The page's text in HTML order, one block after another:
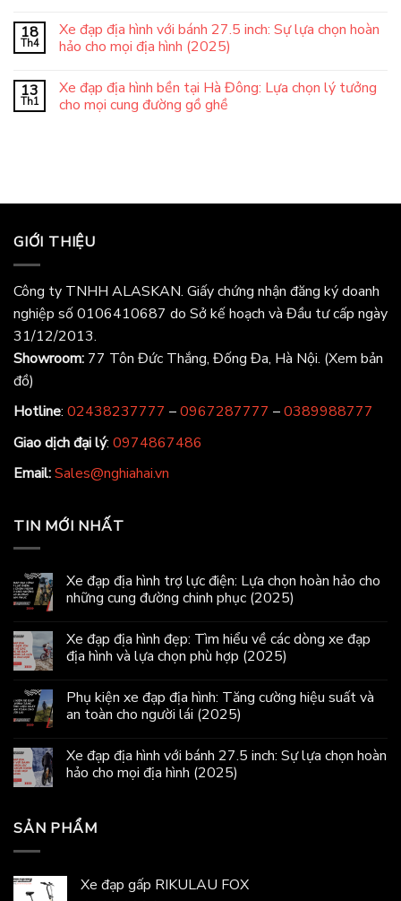
18
Th4
Xe đạp địa hình với bánh 27.5 inch: Sự lựa chọn hoàn
hảo cho mọi địa hình (2025)
13
Th1
Xe đạp địa hình bền tại Hà Đông: Lựa chọn lý tưởng
cho mọi cung đường gồ ghề
GIỚI THIỆU
Công ty TNHH ALASKAN. Giấy chứng nhận đăng ký doanh
nghiệp số 0106410687 do Sở kế hoạch và Đầu tư cấp ngày
31/12/2013.
Showroom: 77 Tôn Đức Thắng, Đống Đa, Hà Nội. (Xem bản
đồ)
Hotline: 02438237777 –0967287777 –0389988777
Giao dịch đại lý: 0974867486
Email:Sales@nghiahai.vn
TIN MỚI NHẤT
Xe đạp địa hình trợ lực điện: Lựa chọn hoàn hảo cho
những cung đường chinh phục (2025)
Xe đạp địa hình đẹp: Tìm hiểu về các dòng xe đạp
địa hình và lựa chọn phù hợp (2025)
Phụ kiện xe đạp địa hình: Tăng cường hiệu suất và
an toàn cho người lái (2025)
Xe đạp địa hình với bánh 27.5 inch: Sự lựa chọn hoàn
hảo cho mọi địa hình (2025)
SẢN PHẨM
Xe đạp gấp RIKULAU FOX